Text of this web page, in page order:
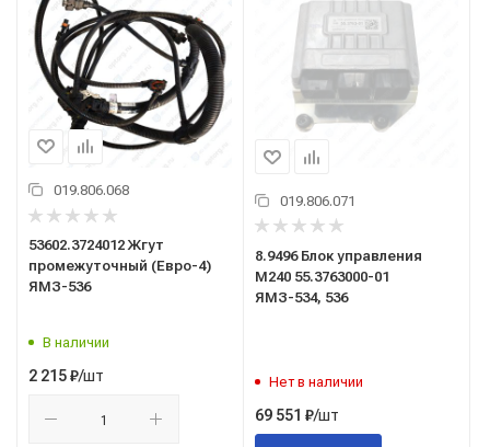
019.806.068
53602.3724012 Жгут
промежуточный (Евро-4)
ЯМЗ-536
В наличии
2 215₽/шт
019.806.071
8.9496 Блок управления
М240 55.3763000-01
ЯМЗ-534, 536
Нет в наличии
69 551 ₽/шт